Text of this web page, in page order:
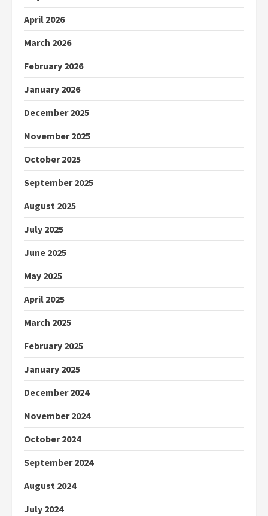
April 2026
March 2026
February 2026
January 2026
December 2025
November 2025
October 2025
September 2025
August 2025
July 2025
June 2025
May 2025
April 2025
March 2025
February 2025
January 2025
December 2024
November 2024
October 2024
September 2024
August 2024
July 2024